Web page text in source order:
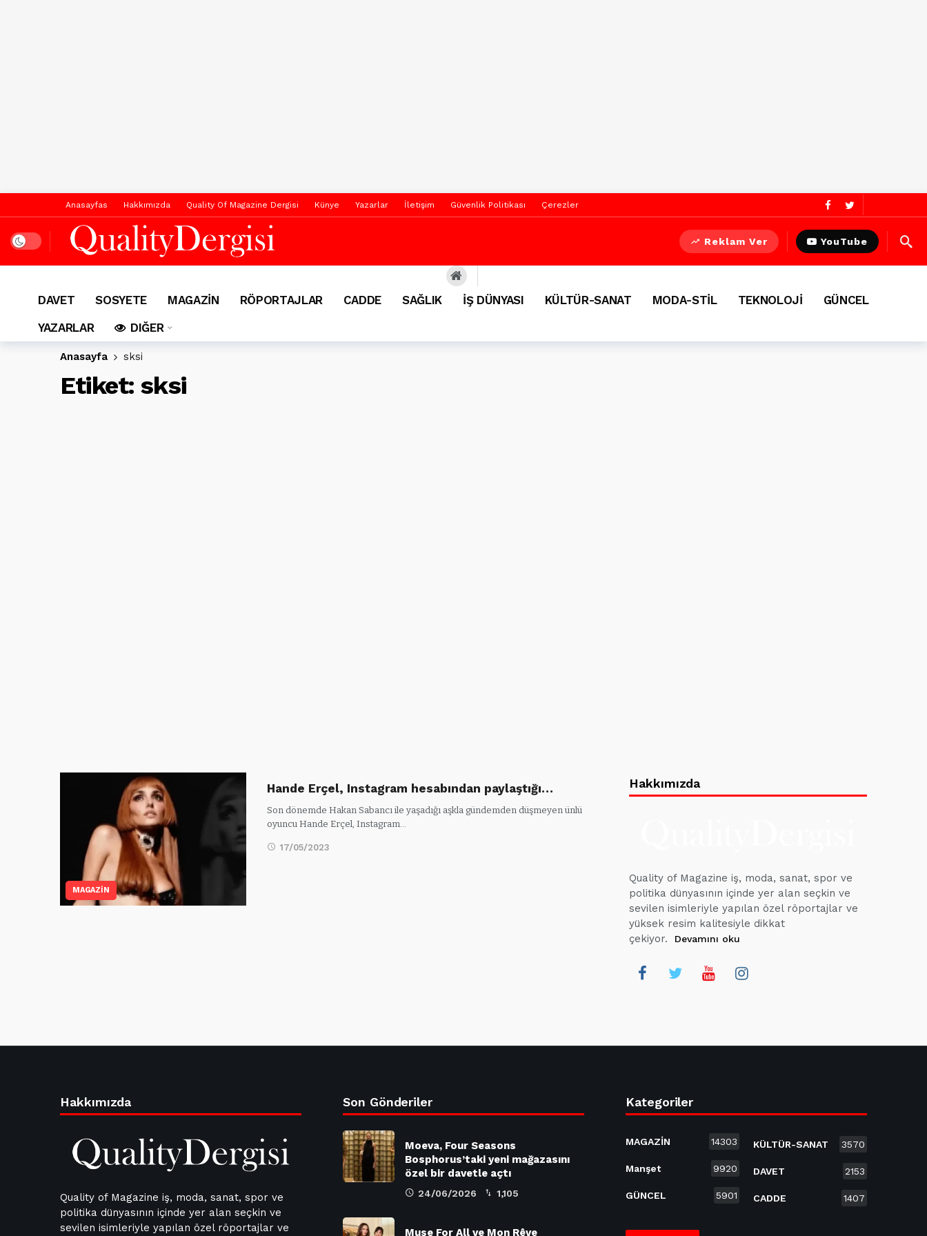
Anasayfas Hakkımızda Quality Of Magazine Dergisi Künye Yazarlar İletişim Güvenlik Politikası Çerezler
Dark mode Reklam Ver YouTube
DAVET SOSYETE MAGAZİN RÖPORTAJLAR CADDE SAĞLIK İŞ DÜNYASI KÜLTÜR-SANAT MODA-STİL TEKNOLOJİ
GÜNCEL
YAZARLAR
DIĞER
Anasayfa sksi
Etiket: sksi
MAGAZİN
Hande Erçel, Instagram hesabından paylaştığı…
Son dönemde Hakan Sabancı ile yaşadığı aşkla gündemden düşmeyen ünlü
oyuncu Hande Erçel, Instagram…
17/05/2023
Hakkımızda
Quality of Magazine iş, moda, sanat, spor ve
politika dünyasının içinde yer alan seçkin ve
sevilen isimleriyle yapılan özel röportajlar ve
yüksek resim kalitesiyle dikkat
çekiyor.
Devamını oku
Hakkımızda
Quality of Magazine iş, moda, sanat, spor ve
politika dünyasının içinde yer alan seçkin ve
sevilen isimleriyle yapılan özel röportajlar ve
Son Gönderiler
Moeva, Four Seasons
Bosphorus’taki yeni mağazasını
özel bir davetle açtı
24/06/2026 1,105
Muse For All ve Mon Rêve
Kategoriler
MAGAZİN 14303
Manşet 9920
GÜNCEL 5901
KÜLTÜR-SANAT 3570
DAVET 2153
CADDE 1407